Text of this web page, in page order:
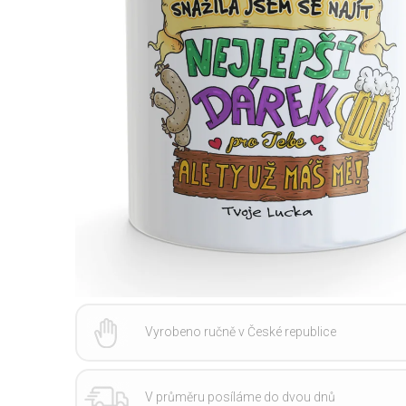
Vyrobeno ručně v České republice
V průměru posíláme do dvou dnů